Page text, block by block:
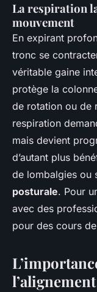
La respiration
mouvement
En expirant
tronc se
véritable gaine
protège la
de rotation ou de
respiration
mais devient
d’autant plus
de lombalgies ou
posturale. Pour
avec des
pour des cours de